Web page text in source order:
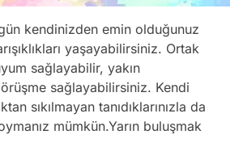
kendinizden emin olduğunuz
yaşayabilirsiniz. Ortak
sağlayabilir, yakın
sağlayabilirsiniz. Kendi
sıkılmayan tanıdıklarınızla da
mümkün.Yarın buluşmak